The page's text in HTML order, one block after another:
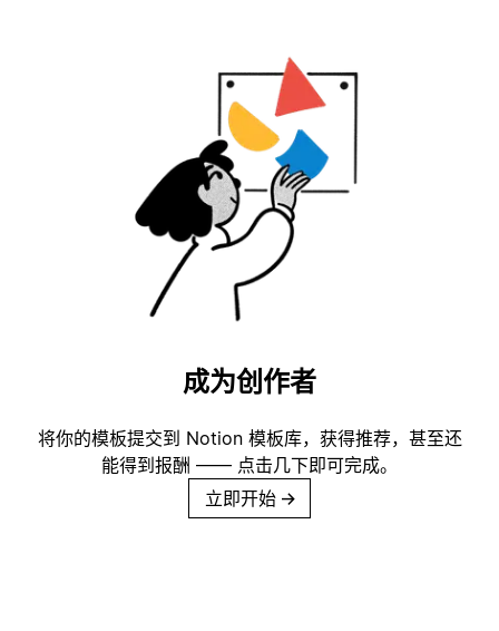
成为创作者
将你的模板提交到 Notion 模板库，获得推荐，甚至还
能得到报酬 —— 点击几下即可完成。
立即开始 →